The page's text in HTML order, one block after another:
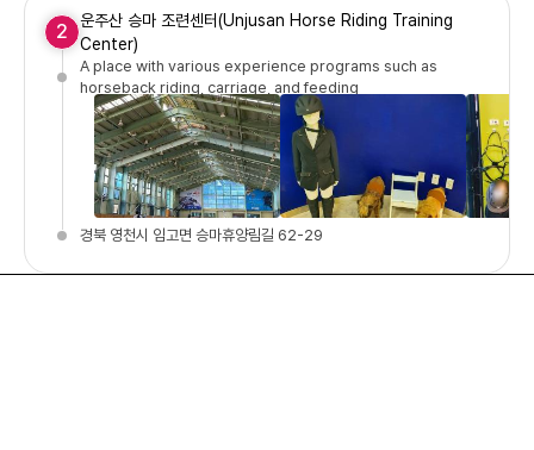
2
운주산 승마 조련센터(Unjusan Horse Riding Training
Center)
A place with various experience programs such as
horseback riding, carriage, and feeding
경북 영천시 임고면 승마휴양림길 62-29